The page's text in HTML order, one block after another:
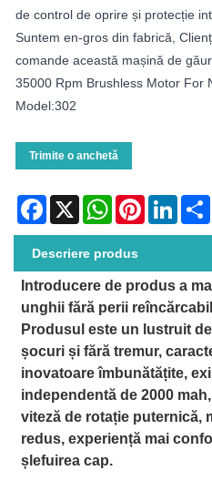
de control de oprire și protecție
Suntem en-gros din fabrică,
comande această mașină de
35000 Rpm Brushless Motor For
Model:302
Trimite o anchetă
Facebook
X WhatsAppPinterest
Descriere produs
Introducere de produs a
unghii fără perii
Produsul este un lustruit
șocuri și fără tremur,
inovatoare îmbunătățite,
independentă de 2000
viteză de rotație puternică,
redus, experiență mai
șlefuirea cap.